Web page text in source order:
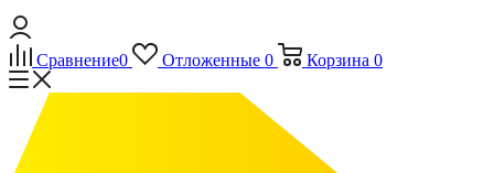
Сравнение0 Отложенные 0 Корзина 0